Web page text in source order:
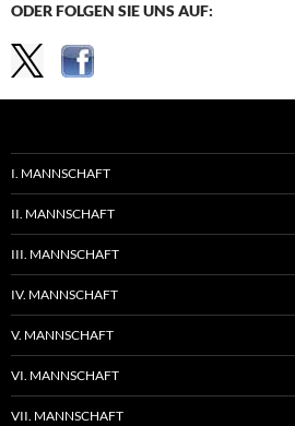
ODER FOLGEN SIE UNS AUF:
I. MANNSCHAFT
II. MANNSCHAFT
III. MANNSCHAFT
IV. MANNSCHAFT
V. MANNSCHAFT
VI. MANNSCHAFT
VII. MANNSCHAFT